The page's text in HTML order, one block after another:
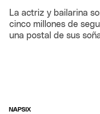
La actriz y bailarina
cinco millones de
una postal de sus
NAPSIX